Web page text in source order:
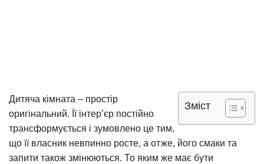
Зміст
Дитяча кімната – простір
оригінальний. Її інтер’єр постійно
трансформується і зумовлено це тим,
що її власник невпинно росте, а отже, його смаки та
запити також змінюються. То яким же має бути